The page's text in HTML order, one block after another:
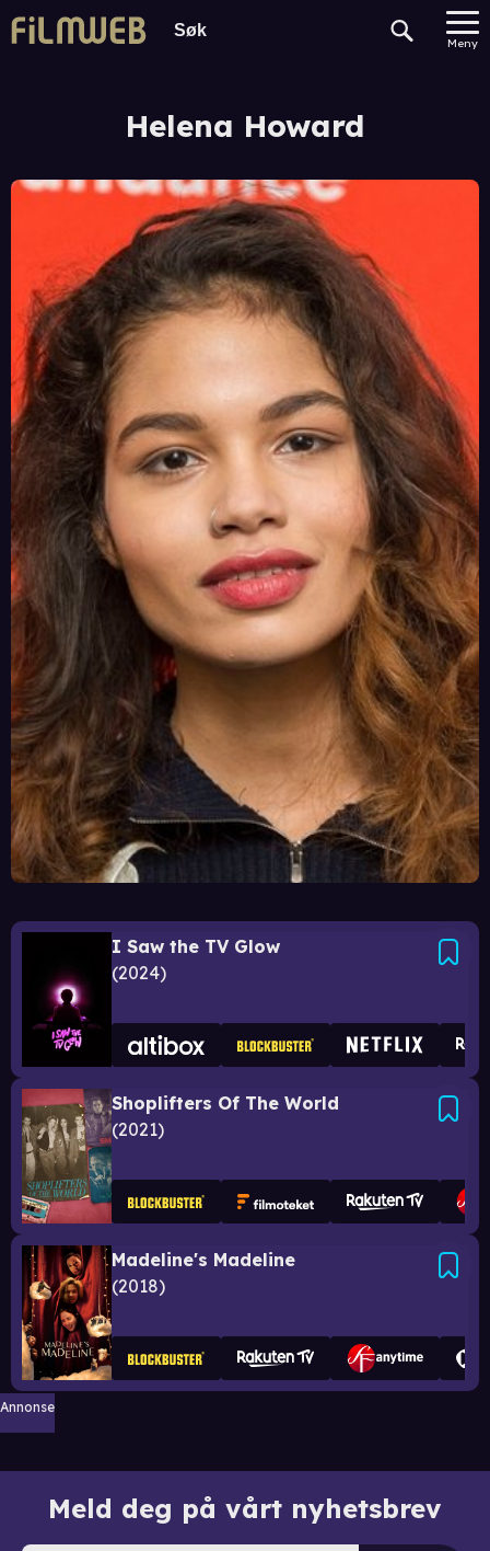
Meny
Helena Howard
I Saw the TV Glow
2024
Shoplifters Of The World
2021
Madeline's Madeline
2018
Annonse
Meld deg på vårt nyhetsbrev